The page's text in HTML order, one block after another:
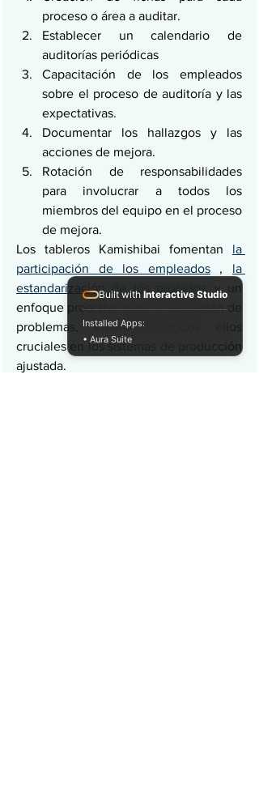
proceso o área a auditar.
Establecer un calendario de
auditorías periódicas
Capacitación de los empleados
sobre el proceso de auditoría y las
expectativas.
Documentar los hallazgos y las
acciones de mejora.
Rotación de responsabilidades
para involucrar a todos los
miembros del equipo en el proceso
de mejora.
Los tableros Kamishibai fomentan la
participación de los empleados , la
estandarización de los procesos
y un
enfoque proactivo para la resolución de
problemas, elementos todos ellos
cruciales en los sistemas de producción
ajustada.
Built with Interactive Studio
Installed Apps:
• Aura Suite